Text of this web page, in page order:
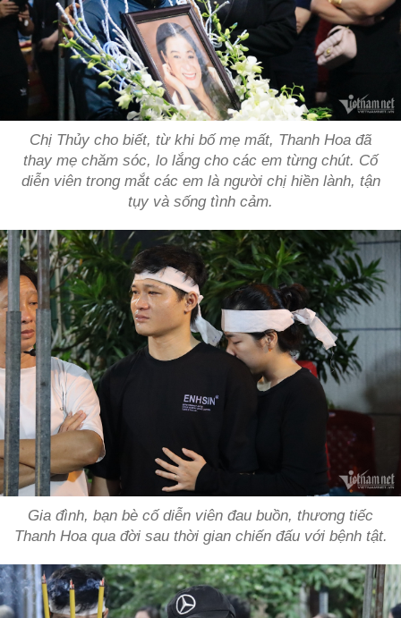
Chị Thủy cho biết, từ khi bố mẹ mất, Thanh Hoa đã
thay mẹ chăm sóc, lo lắng cho các em từng chút. Cố
diễn viên trong mắt các em là người chị hiền lành, tận
tụy và sống tình cảm.
Gia đình, bạn bè cố diễn viên đau buồn, thương tiếc
Thanh Hoa qua đời sau thời gian chiến đấu với bệnh tật.